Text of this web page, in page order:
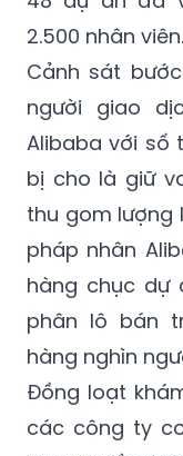
Cảnh sát
người giao
Alibaba với số
bị cho là giữ
thu gom lượng
pháp nhân
hàng chục dự
phân lô bán
hàng nghìn
Đồng loạt
các công ty
thu giữ gần
hơn 250